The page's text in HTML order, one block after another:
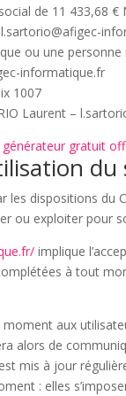
de 11 433,68
ou une personne
informatique.fr
1007
Laurent –
générateur gratuit
les dispositions
ou exploiter
implique
à tout
aux
alors de
est mis à jour
: elles